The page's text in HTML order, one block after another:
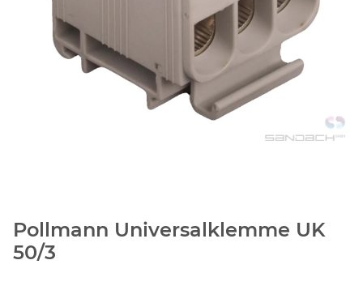
Pollmann Universalklemme UK
50/3